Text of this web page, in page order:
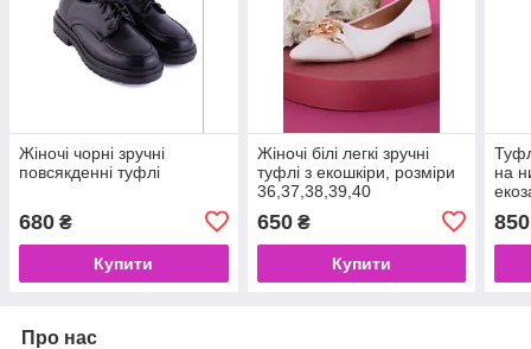
Жіночі чорні зручні
повсякденні туфлі
680 ₴
Купити
Жіночі білі легкі зручні
туфлі з екошкіри, розміри
36,37,38,39,40
650₴
Купити
на
850
Про нас